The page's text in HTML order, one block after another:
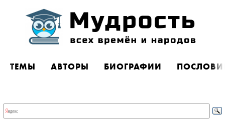
ТЕМЫ АВТОРЫ БИОГРАФИИ